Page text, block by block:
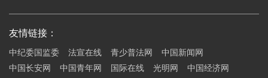
友情链接：
中纪委国监委 法宣在线 青少普法网
中国新闻网
中国长安网
中国青年网 国际在线 光明网
中国经济网